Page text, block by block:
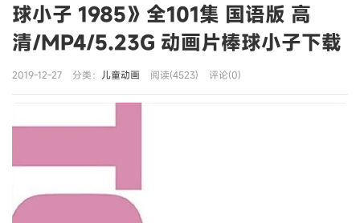
球小子 1985》全101集 国语版 高
清/MP4/5.23G 动画片棒球小子下载
2019-12-27 分类： 儿童动画 阅读(4523) 评论(0)